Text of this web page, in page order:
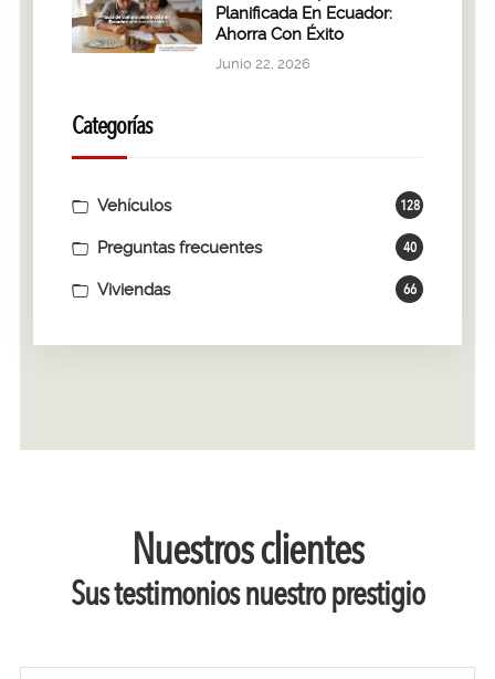
Planificada En Ecuador:
Ahorra Con Éxito
Junio 22, 2026
Categorías
Vehículos 128
Preguntas frecuentes 40
Viviendas 66
Nuestros clientes
Sus testimonios nuestro prestigio